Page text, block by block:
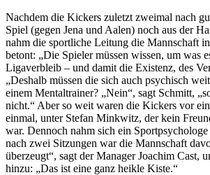
Nachdem die Kickers zuletzt zweimal nach
Spiel (gegen Jena und Aalen) noch aus der
nahm die sportliche Leitung die Mannschaft
betont: „Die Spieler müssen wissen, um was
Ligaverbleib – und damit die Existenz, des
„Deshalb müssen die sich auch psychisch
einem Mentaltrainer? „Nein“, sagt Schmitt,
nicht.“ Aber so weit waren die Kickers vor
einmal, unter Stefan Minkwitz, der kein
war. Dennoch nahm sich ein
nach zwei Sitzungen war die Mannschaft
überzeugt“, sagt der Manager Joachim Cast,
hinzu: „Das ist eine ganz heikle Kiste.“